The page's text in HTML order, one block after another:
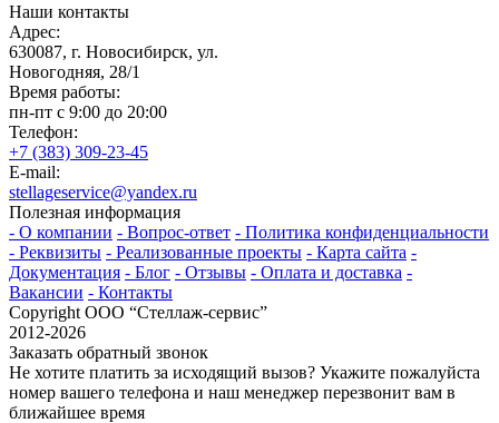
Наши контакты
Адрес:
630087, г. Новосибирск, ул.
Новогодняя, 28/1
Время работы:
пн-пт с 9:00 до 20:00
Телефон:
+7 (383) 309-23-45
E-mail:
stellageservice@yandex.ru
Полезная информация
- О компании - Вопрос-ответ - Политика конфиденциальности
- Реквизиты - Реализованные проекты - Карта сайта -
Документация - Блог - Отзывы - Оплата и доставка -
Вакансии - Контакты
Copyright ООО “Стeллаж-сервис”
2012-2026
Заказать обратный звонок
Не хотите платить за исходящий вызов? Укажите пожалуйста
номер вашего телефона и наш менеджер перезвонит вам в
ближайшее время